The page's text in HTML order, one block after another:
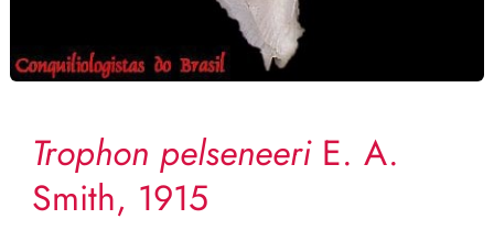
Trophon pelseneeriE. A.
Smith, 1915